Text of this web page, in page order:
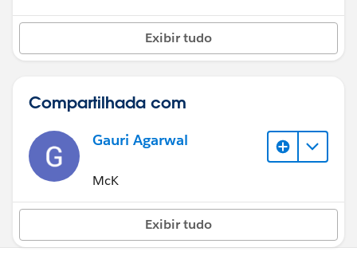
Exibir tudo
Compartilhada com
Gauri Agarwal
McK
Exibir tudo